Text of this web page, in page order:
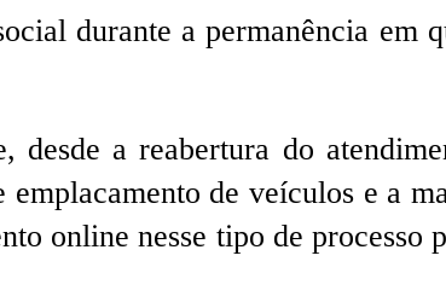
durante a permanência em
a reabertura do
emplacamento de veículos e a
online nesse tipo de processo